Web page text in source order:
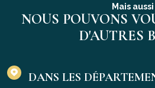
Mais aussi
NOUS POUVONS
D'AUTRES
DANS LES